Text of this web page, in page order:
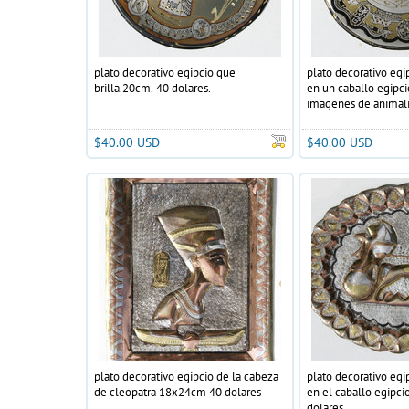
plato decorativo egipcio que
brilla.20cm. 40 dolares.
$40.00 USD
plato decorativo
en un caballo
imagenes de
$40.00 USD
plato decorativo egipcio de la cabeza
de cleopatra 18x24cm 40 dolares
plato decorativo
en el caballo